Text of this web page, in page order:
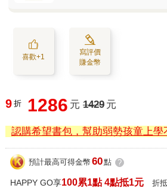
喜歡+1
寫評價
賺金幣
9 折 1286 元 1429 元
認購希望書包，幫助弱勢孩童上學
預計最高可得金幣 60點 ?
HAPPY GO享100累1點 4點抵1元 折